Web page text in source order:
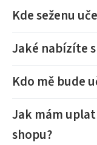
Kde seženu
Jaké nabízíte
Kdo mě bude
Jak mám
shopu?